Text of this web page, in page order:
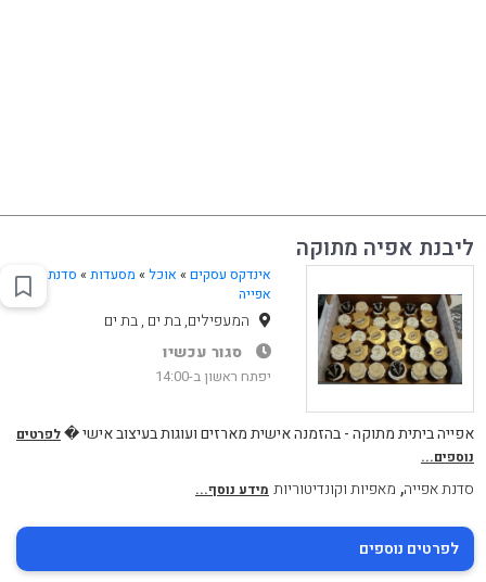
ליבנת אפיה מתוקה
אינדקס עסקים » אוכל» מסעדות» סדנת
אפייה
המעפילים, בת ים , בת ים
סגור עכשיו
יפתח ראשון ב-14:00
אפייה ביתית מתוקה - בהזמנה אישית מארזים ועוגות בעיצוב אישי �לפרטים
נוספים...
סדנת אפייה, מאפיות וקונדיטוריות מידע נוסף...
לפרטים נוספים